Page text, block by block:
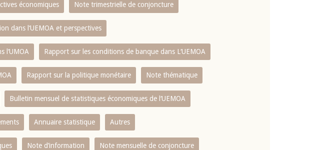
économiques Note trimestrielle de conjoncture
dans l‘UEMOA et perspectives
l‘UMOA Rapport sur les conditions de banque dans L‘UEMOA
Rapport sur la politique monétaire Note thématique
Bulletin mensuel de statistiques économiques de l‘UEMOA
Annuaire statistique Autres
Note d’information Note mensuelle de conjoncture